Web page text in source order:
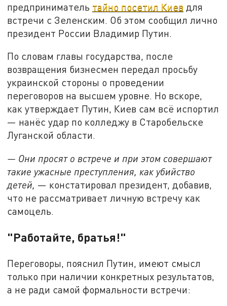
предприниматель тайно посетил Киев для
встречи с Зеленским. Об этом сообщил лично
президент России Владимир Путин.
По словам главы государства, после
возвращения бизнесмен передал просьбу
украинской стороны о проведении
переговоров на высшем уровне. Но вскоре,
как утверждает Путин, Киев сам всё испортил
— нанёс удар по колледжу в Старобельске
Луганской области.
— Они просят о встрече и при этом совершают
такие ужасные преступления, как убийство
детей, — констатировал президент, добавив,
что не рассматривает личную встречу как
самоцель.
"Работайте, братья!"
Переговоры, пояснил Путин, имеют смысл
только при наличии конкретных результатов,
а не ради самой формальности встречи: